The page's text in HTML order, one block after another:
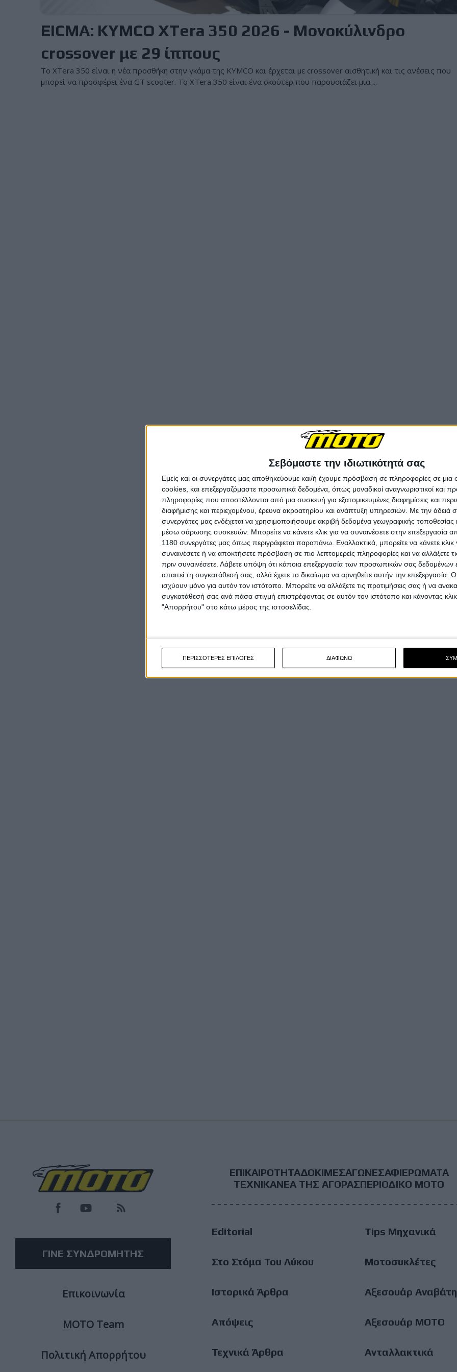
Σεβόμαστε την ιδιωτικότητά σας
Εμείς και οι συνεργάτες μας αποθηκεύουμε και/ή έχουμε πρόσβαση σε πληροφορίες σε
cookies, και επεξεργαζόμαστε προσωπικά δεδομένα, όπως μοναδικοί αναγνωριστικοί και
πληροφορίες που αποστέλλονται από μια συσκευή για εξατομικευμένες διαφημίσεις και
διαφήμισης και περιεχομένου, έρευνα ακροατηρίου και ανάπτυξη υπηρεσιών. Με την άδειά
συνεργάτες μας ενδέχεται να χρησιμοποιήσουμε ακριβή δεδομένα γεωγραφικής τοποθεσίας
μέσω σάρωσης συσκευών. Μπορείτε να κάνετε κλικ για να συναινέσετε στην επεξεργασία
1180 συνεργάτες μας όπως περιγράφεται παραπάνω. Εναλλακτικά, μπορείτε να κάνετε κλικ
συναινέσετε ή να αποκτήσετε πρόσβαση σε πιο λεπτομερείς πληροφορίες και να αλλάξετε
πριν συναινέσετε. Λάβετε υπόψη ότι κάποια επεξεργασία των προσωπικών σας δεδομένων
απαιτεί τη συγκατάθεσή σας, αλλά έχετε το δικαίωμα να αρνηθείτε αυτήν την επεξεργασία.
ισχύουν μόνο για αυτόν τον ιστότοπο. Μπορείτε να αλλάξετε τις προτιμήσεις σας ή να
συγκατάθεσή σας ανά πάσα στιγμή επιστρέφοντας σε αυτόν τον ιστότοπο και κάνοντας
"Απορρήτου" στο κάτω μέρος της ιστοσελίδας.
ΠΕΡΙΣΣΟΤΕΡΕΣ ΕΠΙΛΟΓΕΣ ΔΙΑΦΩΝΩ
EICMA: KYMCO XTera 350 2026 - Μονοκύλινδρο
crossover με 29 ίππους
Το XTera 350 είναι η νέα προσθήκη στην γκάμα της KYMCO και έρχεται με crossover αισθητική και τις ανέσεις που
μπορεί να προσφέρει ένα GT scooter. Το XTera 350 είναι ένα σκούτερ που παρουσιάζει μια ...
ΓΙΝΕ ΣΥΝΔΡΟΜΗΤΗΣ
Επικοινωνία
ΜΟΤΟ Team
Πολιτική Απορρήτου
Footer
Main
Menu
ΕΠΙΚΑΙΡΟΤΗΤΑΔΟΚΙΜΕΣΑΓΩΝΕΣΑΦΙΕΡΩΜΑΤΑ
ΤΕΧΝΙΚΑΝΕΑ ΤΗΣ ΑΓΟΡΑΣΠΕΡΙΟΔΙΚΟ ΜΟΤΟ
Editorial
Στο Στόμα Του Λύκου
Ιστορικά Άρθρα
Απόψεις
Τεχνικά Άρθρα
Tips Μηχανικά
Μοτοσυκλέτες
Αξεσουάρ Αναβάτη
Αξεσουάρ ΜΟΤΟ
Ανταλλακτικά